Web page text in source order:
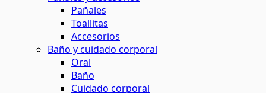
Pañales
Toallitas
Accesorios
Baño y cuidado corporal
Oral
Baño
Cuidado corporal